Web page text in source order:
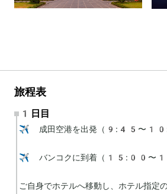
旅程表
1日目
✈️ 成田空港を出発（9:45〜
✈️ バンコクに到着（15:00〜
ご自身でホテルへ移動し、ホテル指定